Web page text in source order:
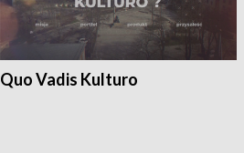
Quo Vadis Kulturo